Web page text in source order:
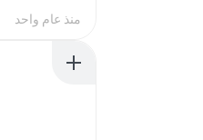
منذ عام واحد